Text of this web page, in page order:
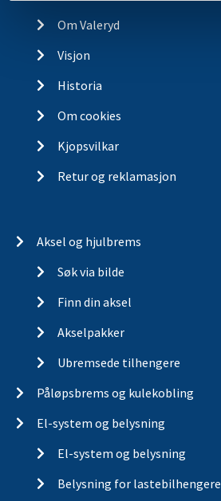
Om Valeryd
Visjon
Historia
Om cookies
Kjopsvilkar
Retur og reklamasjon
Aksel og hjulbrems
Søk via bilde
Finn din aksel
Akselpakker
Ubremsede tilhengere
Påløpsbrems og kulekobling
El-system og belysning
El-system og belysning
Belysning for lastebilhengere